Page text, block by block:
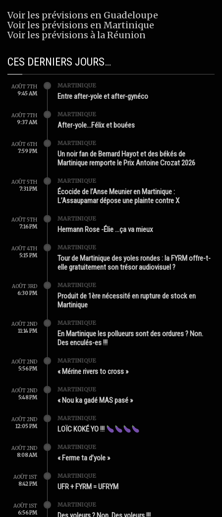
Voir les prévisions en Guadeloupe
Voir les prévisions en Martinique
Voir les prévisions à la Réunion
CES DERNIERS JOURS…
AOÛT 7TH
9:45 AM
MARTINIQUE
Entre after-yole et after-gynéco
AOÛT 7TH
9:37 AM
MARTINIQUE
After-yole…Félix et bouées
AOÛT 6TH
7:59 PM
MARTINIQUE
Un noir fan de Bernard Hayot et des békés de
Martinique remporte le Prix Antoine Crozat 2026
AOÛT 5TH
7:31 PM
MARTINIQUE
Écocide de l’Anse Meunier en Martinique :
L’Assaupamar dépose une plainte contre X
AOÛT 5TH
7:16 PM
MARTINIQUE
Hermann Rose -Élie …ça va mieux
AOÛT 4TH
5:15 PM
MARTINIQUE
Tour de Martinique des yoles rondes : la FYRM offre-t-
elle gratuitement son trésor audiovisuel ?
AOÛT 3RD
6:30 PM
MARTINIQUE
Produit de 1ère nécessité en rupture de stock en
Martinique
AOÛT 2ND
11:14 PM
MARTINIQUE
En Martinique les pollueurs sont des ordures ? Non.
Des enculés-es !!!
AOÛT 2ND
5:56 PM
MARTINIQUE
« Mérine rivers to cross »
AOÛT 2ND
5:48 PM
MARTINIQUE
« Nou ka gadé MAS pasé »
AOÛT 2ND
12:05 PM
MARTINIQUE
LOÏC KOKÉ YO !!!
AOÛT 2ND
8:08 AM
MARTINIQUE
« Ferme ta d’yole »
AOÛT 1ST
8:42 PM
MARTINIQUE
UFR + FYRM = UFRYM
AOÛT 1ST
6:56 PM
MARTINIQUE